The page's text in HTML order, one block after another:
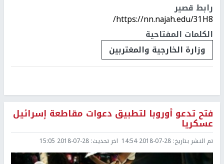
رابط قصير
https://nn.najah.edu/31H8/
الكلمات المفتاحية
وزارة الخارجية والمغتربين
فتح تدعو أوروبا لتطبيق دعوات مقاطعة إسرائيل
عسكريا
تم النشر بتاريخ: 2018-07-28 14:54 اخر تحديث: 2018-07-28 15:05